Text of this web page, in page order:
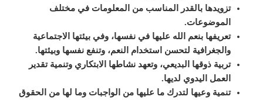
تزويدها بالقدر المناسب من المعلومات في مختلف
الموضوعات.
تعريفها بنعم الله عليها في نفسها، وفي بيئتها الاجتماعية
والجغرافية لتحسن استخدام النعم، وتنفع نفسها وبيئتها.
تربية ذوقها البديعي، وتعهد نشاطها الابتكاري وتنمية تقدير
العمل اليدوي لديها.
تنمية وعيها لتدرك ما عليها من الواجبات وما لها من الحقوق